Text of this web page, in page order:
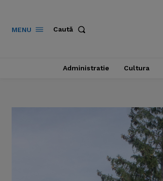
MENU Caută
Administratie Cultura